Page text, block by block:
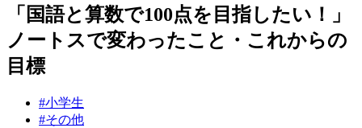
「国語と算数で100点を目指したい！」
ノートスで変わったこと・これからの
目標
#小学生
#その他